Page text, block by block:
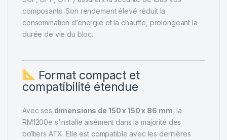
composants. Son rendement élevé réduit la
consommation d’énergie et la chauffe, prolongeant la
durée de vie du bloc.
Format compact et
compatibilité étendue
Avec ses dimensions de 150 x 150 x 86 mm , la
RM1200e s’installe aisément dans la majorité des
boîtiers ATX. Elle est compatible avec les dernières